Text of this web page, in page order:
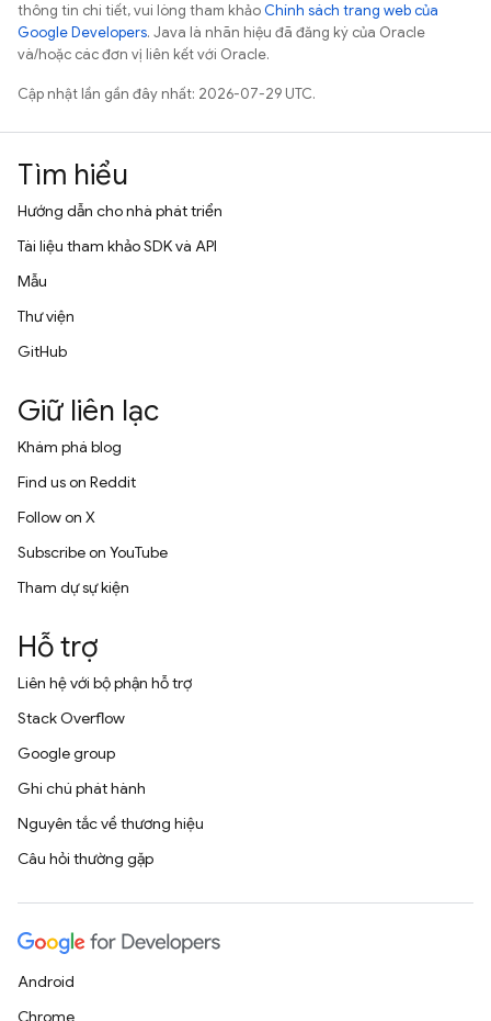
thông tin chi tiết, vui lòng tham khảoChính sách trang web của
Google Developers. Java là nhãn hiệu đã đăng ký của Oracle
và/hoặc các đơn vị liên kết với Oracle.
Cập nhật lần gần đây nhất: 2026-07-29 UTC.
Tìm hiểu
Hướng dẫn cho nhà phát triển
Tài liệu tham khảo SDK và API
Mẫu
Thư viện
GitHub
Giữ liên lạc
Khám phá blog
Find us on Reddit
Follow on X
Subscribe on YouTube
Tham dự sự kiện
Hỗ trợ
Liên hệ với bộ phận hỗ trợ
Stack Overflow
Google group
Ghi chú phát hành
Nguyên tắc về thương hiệu
Câu hỏi thường gặp
Android
Chrome